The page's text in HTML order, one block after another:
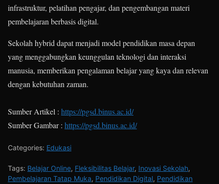
infrastruktur, pelatihan pengajar, dan pengembangan materi
pembelajaran berbasis digital.
Sekolah hybrid dapat menjadi model pendidikan masa depan
yang menggabungkan keunggulan teknologi dan interaksi
manusia, memberikan pengalaman belajar yang kaya dan relevan
dengan kebutuhan zaman.
Sumber Artikel : https://pgsd.binus.ac.id/
Sumber Gambar : https://pgsd.binus.ac.id/
Categories: Edukasi
Tags: Belajar Online, Fleksibilitas Belajar, Inovasi Sekolah,
Pembelajaran Tatap Muka, Pendidikan Digital, Pendidikan